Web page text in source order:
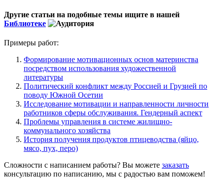
Другие статьи на подобные темы ищите в нашей
Библиотеке
Примеры работ:
Формирование мотивационных основ материнства
посредством использования художественной
литературы
Политический конфликт между Россией и Грузией по
поводу Южной Осетии
Исследование мотивации и направленности личности
работников сферы обслуживания. Гендерный аспект
Проблемы управления в системе жилищно-
коммунального хозяйства
История получения продуктов птицеводства (яйцо,
мясо, пух, перо)
Сложности с написанием работы? Вы можете заказать
консультацию по написанию, мы с радостью вам поможем!